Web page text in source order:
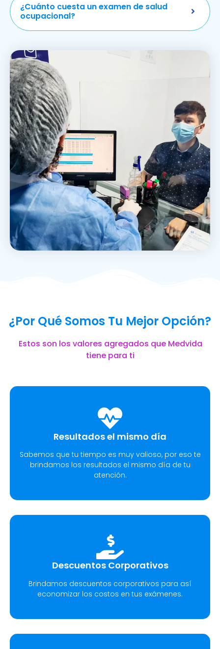
¿Cuánto cuesta un examen de salud
ocupacional?
¿Por Qué Somos Tu Mejor Opción?
Estos son los valores agregados que Medvida
tiene para ti
Resultados el mismo día
Sabemos que tu tiempo es muy valioso, por eso te
brindamos los resultados el mismo día de tu
atención.
Descuentos Corporativos
Brindamos descuentos corporativos para así
economizar los costos en tus exámenes.